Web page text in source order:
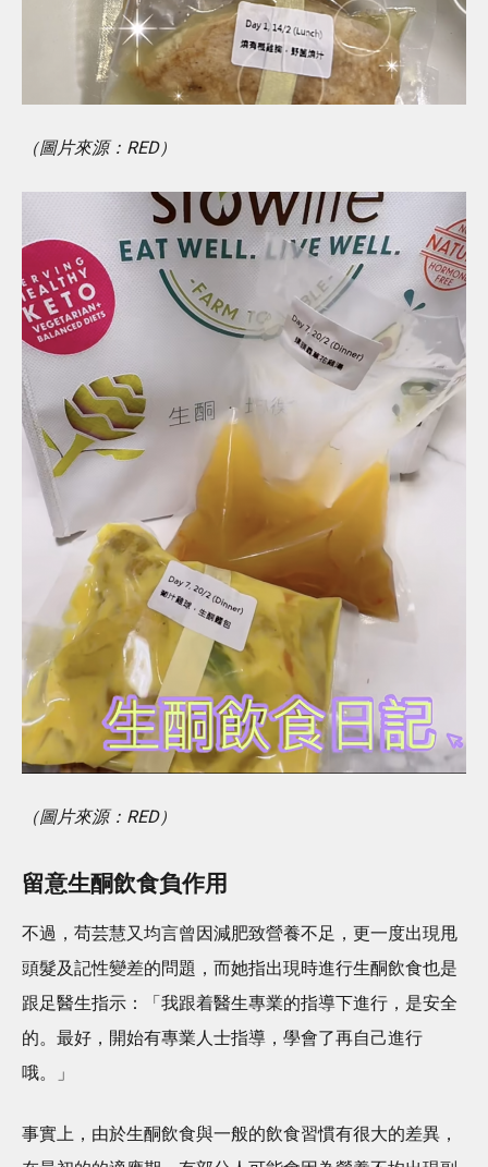
（圖片來源：RED）
（圖片來源：RED）
留意生酮飲食負作用
不過，苟芸慧又均言曾因減肥致營養不足，更一度出現甩
頭髮及記性變差的問題，而她指出現時進行生酮飲食也是
跟足醫生指示：「我跟着醫生專業的指導下進行，是安全
的。最好，開始有專業人士指導，學會了再自己進行
哦。」
事實上，由於生酮飲食與一般的飲食習慣有很大的差異，